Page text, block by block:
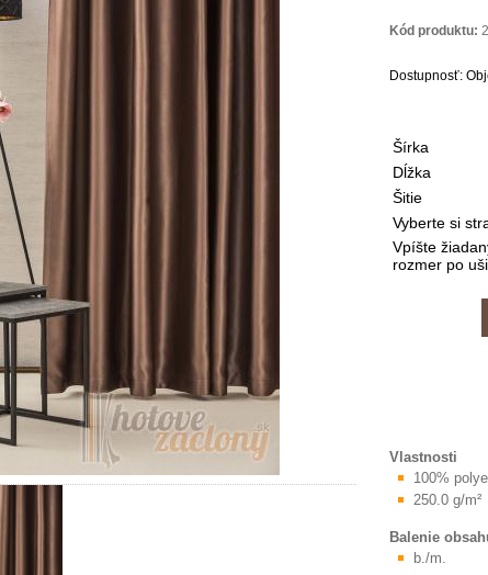
Kód produktu:
Dostupnosť:
Šírka
Dĺžka
Šitie
Vyberte si
Vpíšte
rozmer po
Vlastnosti
100%
250.0 g/m²
Balenie
b./m.